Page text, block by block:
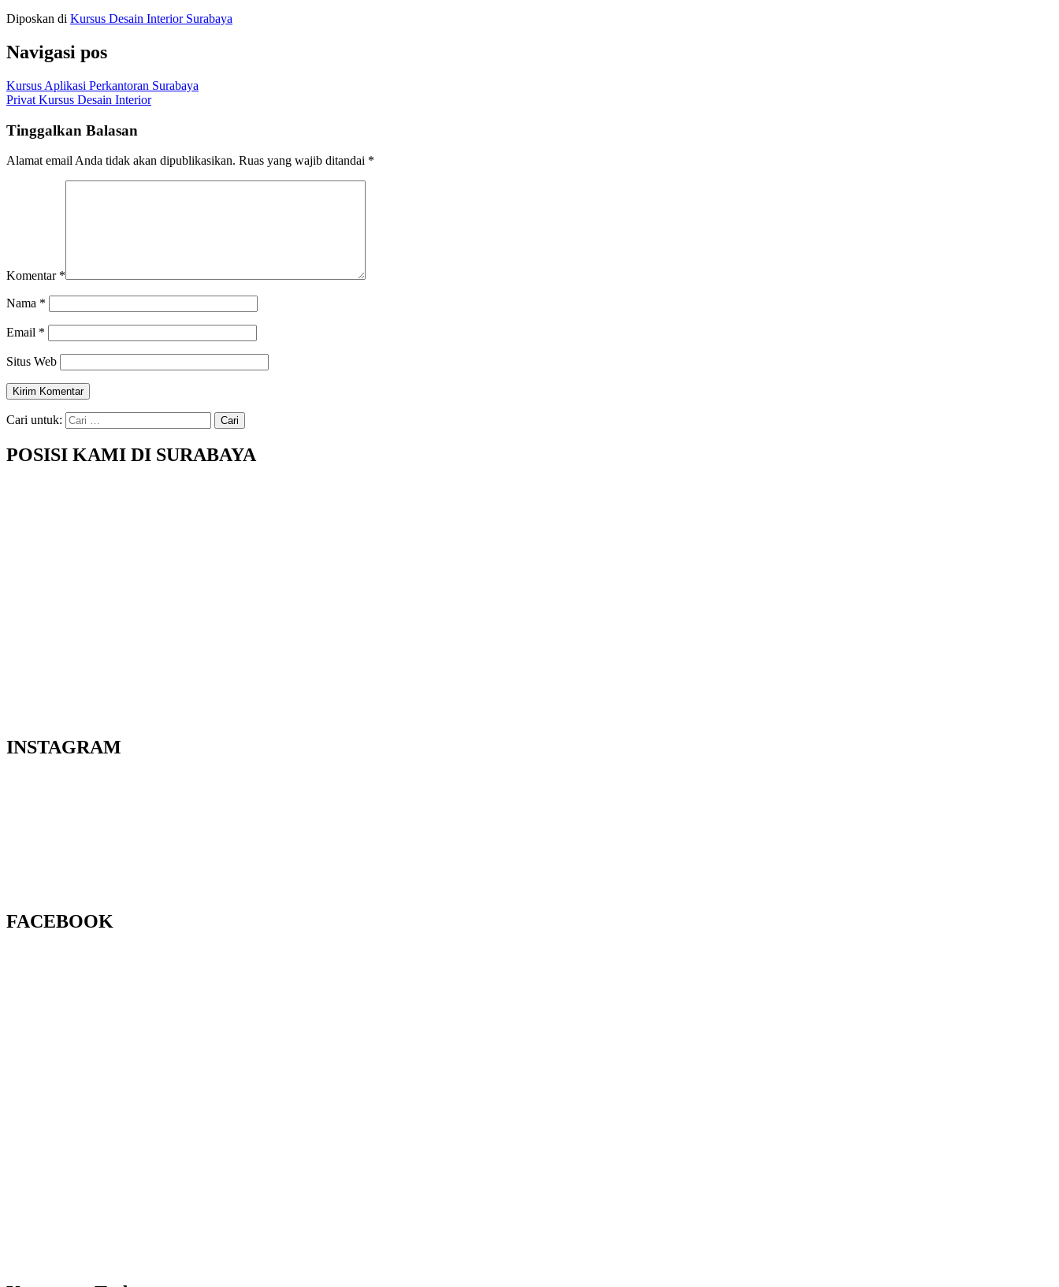
Diposkan di Kursus Desain Interior Surabaya
Navigasi pos
Kursus Aplikasi Perkantoran Surabaya
Privat Kursus Desain Interior
Tinggalkan Balasan
Alamat email Anda tidak akan dipublikasikan. Ruas yang wajib ditandai *
Komentar *
Nama *
Email *
Situs Web
Cari untuk:
POSISI KAMI DI SURABAYA
INSTAGRAM
FACEBOOK